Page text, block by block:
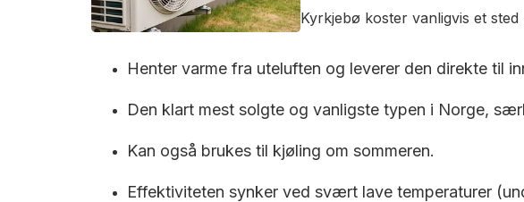
Kyrkjebø koster vanligvis et
Henter varme fra uteluften og leverer den direkte til
Den klart mest solgte og vanligste typen i Norge,
Kan også brukes til kjøling om sommeren.
Effektiviteten synker ved svært lave temperaturer